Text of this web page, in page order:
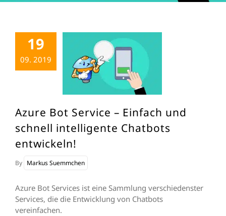
19
09. 2019
Azure Bot Service – Einfach und
schnell intelligente Chatbots
entwickeln!
By Markus Suemmchen
Azure Bot Services ist eine Sammlung verschiedenster
Services, die die Entwicklung von Chatbots
vereinfachen.